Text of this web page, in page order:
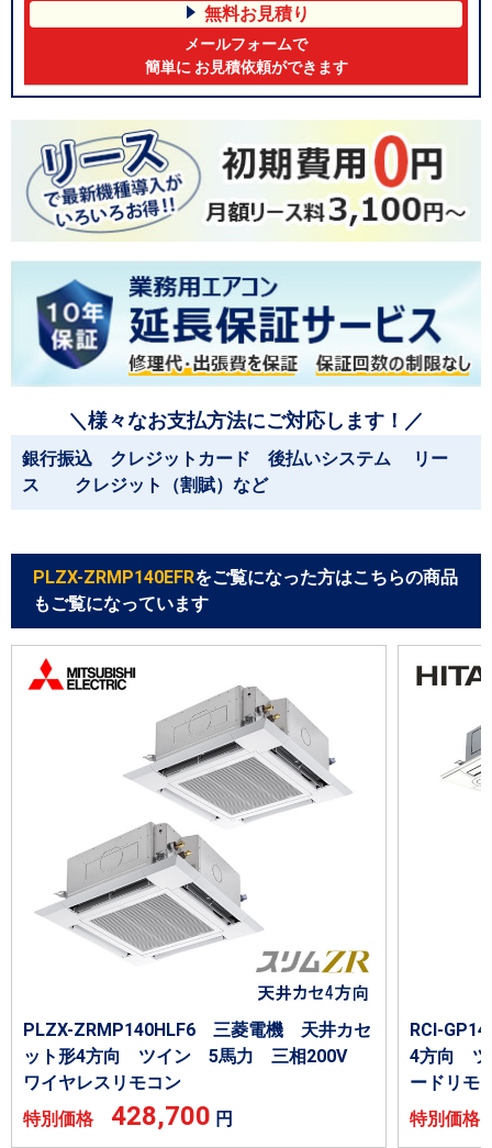
無料お見積り
メールフォームで
簡単に お見積依頼ができます
＼様々なお支払方法にご対応します！／
銀行振込 クレジットカード 後払いシステム リー
ス クレジット（割賦）など
PLZX-ZRMP140EFRをご覧になった方はこちらの商品
もご覧になっています
PLZX-ZRMP140HLF6 三菱電機 天井カセ
ット形4方向 ツイン 5馬力 三相200V
ワイヤレスリモコン
特別価格 428,700 円
RCI-
4方向
ードリモ
特別価